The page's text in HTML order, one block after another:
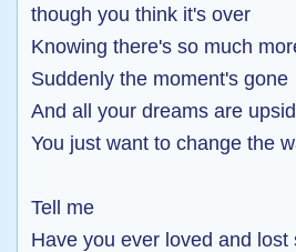
though you think it's over
Knowing there's so much
Suddenly the moment's gone
And all your dreams are
You just want to change the
Tell me
Have you ever loved and lost